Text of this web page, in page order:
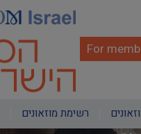
For
רשימת מוזאונים